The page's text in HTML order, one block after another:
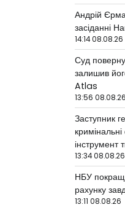
Андрій
засіданні
14:14 08.08.26
Суд
залишив
Atlas
13:56 08.08.26
Заступник
інструмент
13:34 08.08.26
НБУ
рахунку
13:11 08.08.26